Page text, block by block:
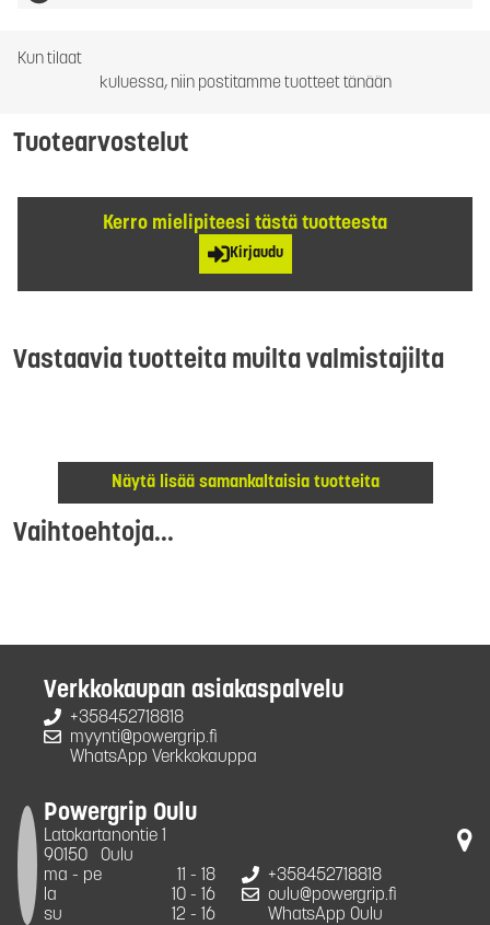
Kun tilaat
kuluessa, niin postitamme tuotteet tänään
Tuotearvostelut
Kerro mielipiteesi tästä tuotteesta
Kirjaudu
Vastaavia tuotteita muilta valmistajilta
Näytä lisää samankaltaisia tuotteita
Vaihtoehtoja...
Verkkokaupan asiakaspalvelu
+358452718818
myynti@powergrip.fi
WhatsApp Verkkokauppa
Powergrip Oulu
Latokartanontie 1
90150
Oulu
ma - pe
11 - 18
la
10 - 16
su
12 - 16
+358452718818
oulu@powergrip.fi
WhatsApp Oulu